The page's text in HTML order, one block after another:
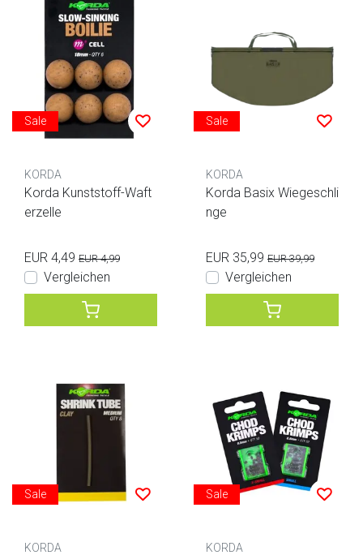
Sale
KORDA
Korda Kunststoff-Waft
erzelle
EUR 4,49 EUR 4,99
Vergleichen
Sale
KORDA
Korda Basix Wiegeschli
nge
EUR 35,99 EUR 39,99
Vergleichen
Sale
KORDA
Sale
KORDA